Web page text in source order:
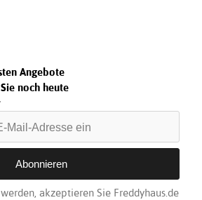
Angebote
noch heute
akzeptieren Sie Freddyhaus.de